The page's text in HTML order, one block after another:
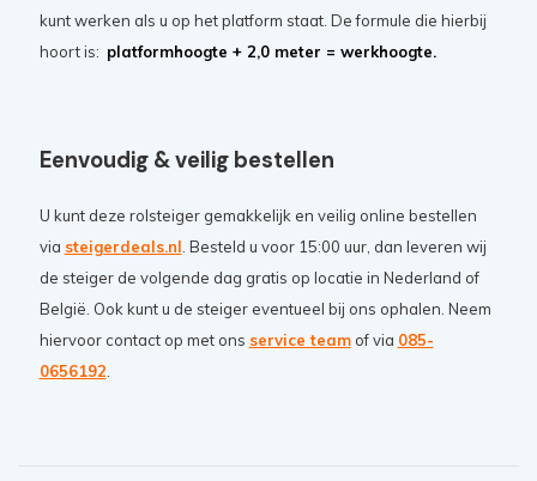
kunt werken als u op het platform staat. De formule die hierbij
hoort is: platformhoogte + 2,0 meter = werkhoogte.
Eenvoudig & veilig bestellen
U kunt deze rolsteiger gemakkelijk en veilig online bestellen
via steigerdeals.nl . Besteld u voor 15:00 uur, dan leveren wij
de steiger de volgende dag gratis op locatie in Nederland of
België. Ook kunt u de steiger eventueel bij ons ophalen. Neem
hiervoor contact op met ons service teamof via 085-
0656192